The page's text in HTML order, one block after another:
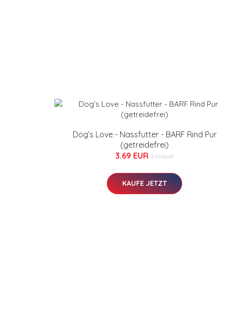
Dog’s Love - Nassfutter - BARF Rind Pur
(getreidefrei)
3.69 EUR 3.77 EUR
KAUFE JETZT